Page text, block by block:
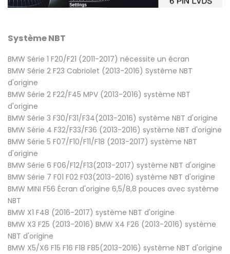
Système NBT
BMW Série 1 F20/F21 (2011-2017) nécessite un écran
BMW Série 2 F23 Cabriolet (2013-2016) Système NBT
d'origine
BMW Série 2 F22/F45 MPV (2013-2016) système NBT
d'origine
BMW Série 3 F30/F31/F34(2013-2016) système NBT d'origine
BMW Série 4 F32/F33/F36 (2013-2016) système NBT d'origine
BMW Série 5 F07/F10/F11/F18 (2013-2017) système NBT
d'origine
BMW Série 6 F06/F12/F13(2013-2017) système NBT d'origine
BMW Série 7 F01 F02 F03(2013-2016) système NBT d'origine
BMW MINI F56 Écran d'origine 6,5/8,8 pouces avec système
NBT
BMW X1 F48 (2016-2017) système NBT d'origine
BMW X3 F25 (2013-2016) BMW X4 F26 (2013-2016) système
NBT d'origine
BMW X5/X6 F15 F16 F18 F85(2013-2016) système NBT d'origine